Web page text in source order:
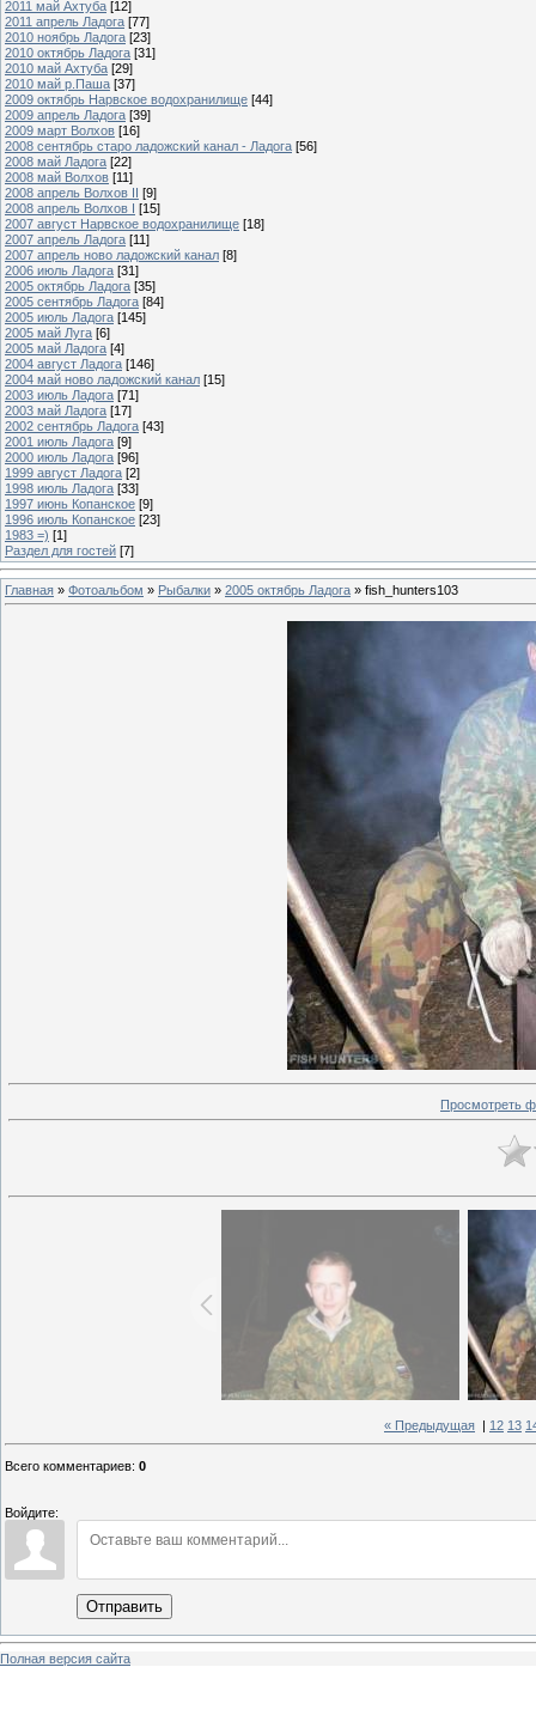
2011 май Ахтуба [12]
2011 апрель Ладога [77]
2010 ноябрь Ладога [23]
2010 октябрь Ладога [31]
2010 май Ахтуба [29]
2010 май р.Паша [37]
2009 октябрь Нарвское водохранилище [44]
2009 апрель Ладога [39]
2009 март Волхов [16]
2008 сентябрь старо ладожский канал - Ладога [56]
2008 май Ладога [22]
2008 май Волхов [11]
2008 апрель Волхов II [9]
2008 апрель Волхов I [15]
2007 август Нарвское водохранилище [18]
2007 апрель Ладога [11]
2007 апрель ново ладожский канал [8]
2006 июль Ладога [31]
2005 октябрь Ладога [35]
2005 сентябрь Ладога [84]
2005 июль Ладога [145]
2005 май Луга [6]
2005 май Ладога [4]
2004 август Ладога [146]
2004 май ново ладожский канал [15]
2003 июль Ладога [71]
2003 май Ладога [17]
2002 сентябрь Ладога [43]
2001 июль Ладога [9]
2000 июль Ладога [96]
1999 август Ладога [2]
1998 июль Ладога [33]
1997 июнь Копанское [9]
1996 июль Копанское [23]
1983 =) [1]
Раздел для гостей [7]
Главная » Фотоальбом » Рыбалки » 2005 октябрь Ладога » fish_hunters103
Просмотреть
« Предыдущая 12 13
Всего комментариев: 0
Войдите:
Отправить
Полная версия сайта